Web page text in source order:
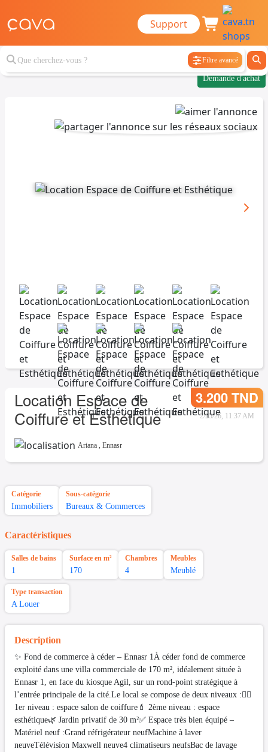
Support
Filtre avancé
Demande d'achat
Location Espace de
Coiffure et Esthétique
3.200 TND
2/25/26, 11:37 AM
Ariana , Ennasr
Catégorie
Immobiliers
Sous-catégorie
Bureaux & Commerces
Caractéristiques
Salles de bains
1
Surface en m²
170
Chambres
4
Meubles
Meublé
Type transaction
A Louer
Description
✨ Fond de commerce à céder – Ennasr 1À céder fond de commerce
exploité dans une villa commerciale de 170 m², idéalement située à
Ennasr 1, en face du kiosque Agil, sur un rond-point stratégique à
l’entrée principale de la cité.Le local se compose de deux niveaux :💇‍♀
1er niveau : espace salon de coiffure💄 2ème niveau : espace
esthétique🌿 Jardin privatif de 30 m²✅ Espace très bien équipé –
Matériel neuf :Grand réfrigérateur neufMachine à laver
neuveTélévision Maxwell neuve4 climatiseurs neufsBac de lavage